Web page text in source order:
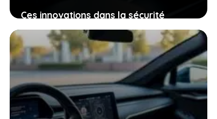
Ces innovations dans la sécurité
électrique qui pourraient bien changer
votre expérience de conduite
25 janvier 2026